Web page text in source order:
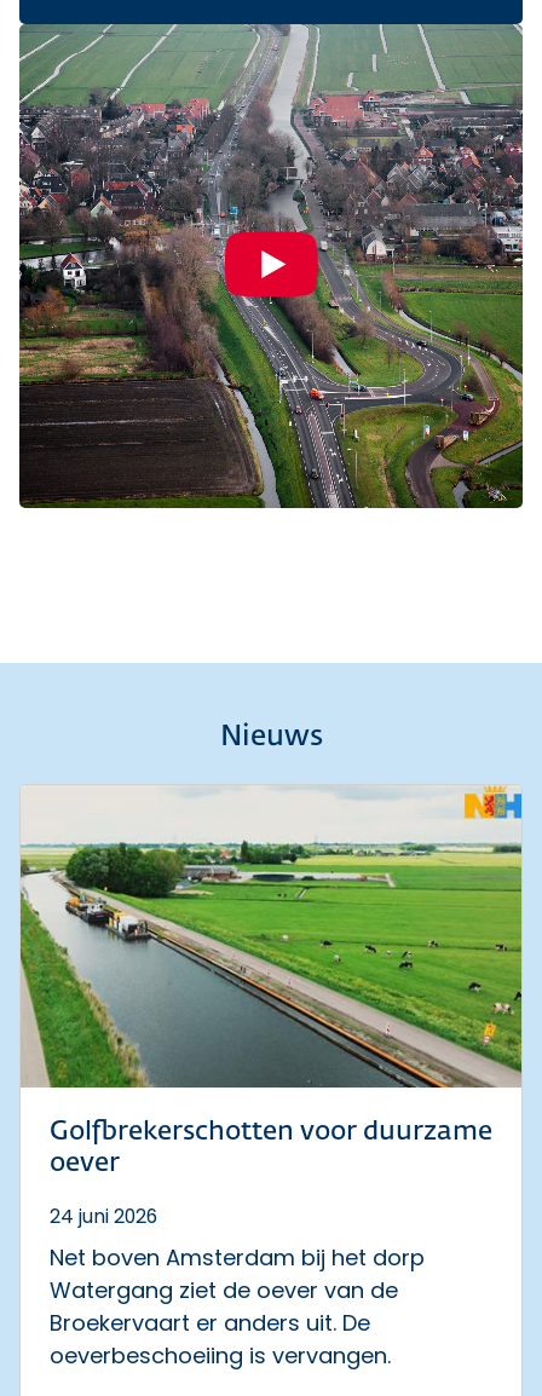
Nieuws
Golfbrekerschotten voor duurzame
oever
24 juni 2026
Net boven Amsterdam bij het dorp
Watergang ziet de oever van de
Broekervaart er anders uit. De
oeverbeschoeiing is vervangen.